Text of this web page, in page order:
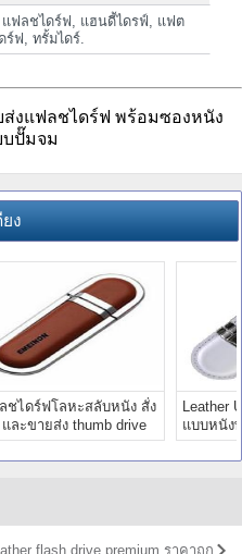
แฟลชไดร์ฟ, แฮนดี้ไดรฟ์, แฟต
ร์ฟ, ทรั้มไดร์.
ส่งแฟลชไดร์ฟ พร้อมซองหนัง
ปั๊มจม
ง
ชไดร์ฟโลหะสลับหนัง สั่ง
ละขายส่ง thumb drive
มสกรีนโลโก้
Leather
แบบหนัง
แฟลชได
flash drive premium ราคาถูก